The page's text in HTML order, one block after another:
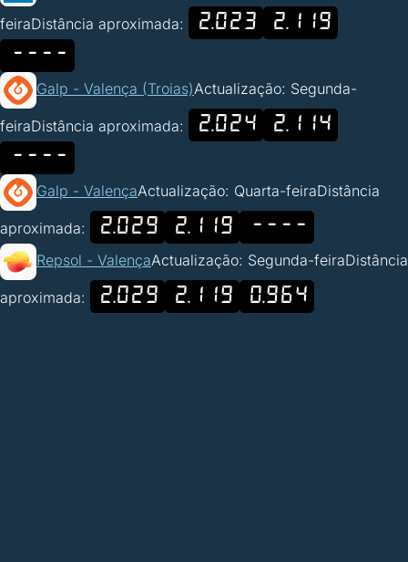
feiraDistância aproximada: 2.023
2.119
----
Galp - Valença (Troias)Actualização: Segunda-
feiraDistância aproximada: 2.024
2.114
----
Galp - ValençaActualização: Quarta-feiraDistância
aproximada: 2.029 2.119 ----
Repsol - ValençaActualização: Segunda-feiraDistância
aproximada: 2.029 2.119 0.964